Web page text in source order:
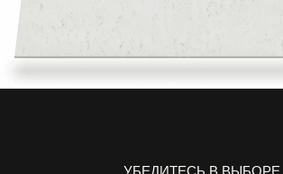
УБЕДИТЕСЬ В ВЫБОРЕ